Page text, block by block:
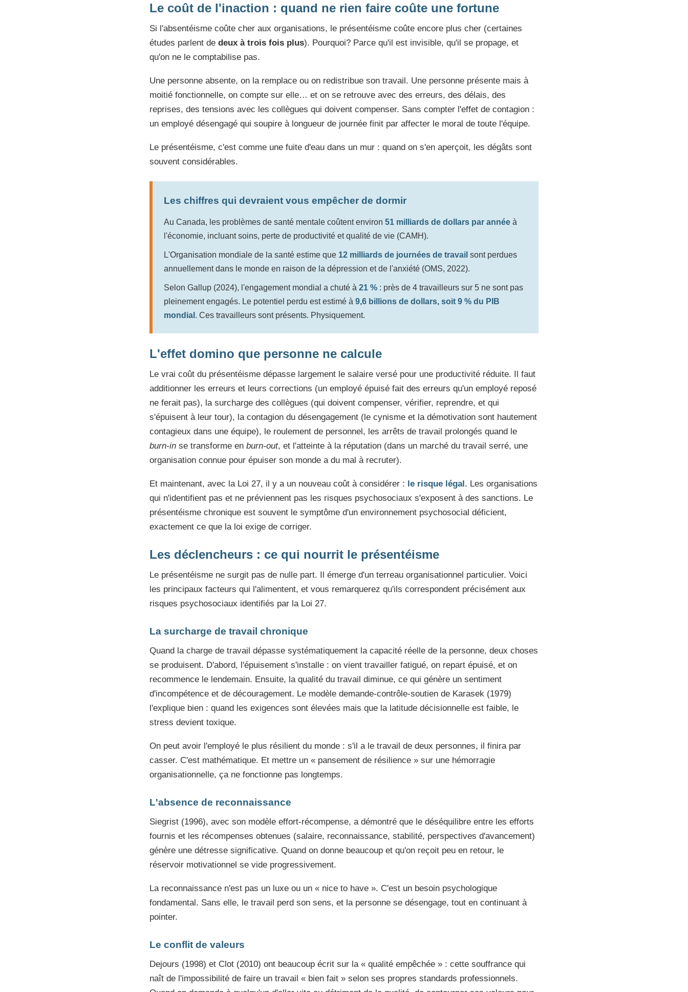
Le coût de l'inaction : quand ne rien faire coûte une fortune
Si l'absentéisme coûte cher aux organisations, le présentéisme coûte encore plus cher (certaines
études parlent de deux à trois fois plus). Pourquoi? Parce qu'il est invisible, qu'il se propage, et
qu'on ne le comptabilise pas.
Une personne absente, on la remplace ou on redistribue son travail. Une personne présente mais à
moitié fonctionnelle, on compte sur elle… et on se retrouve avec des erreurs, des délais, des
reprises, des tensions avec les collègues qui doivent compenser. Sans compter l'effet de contagion :
un employé désengagé qui soupire à longueur de journée finit par affecter le moral de toute l'équipe.
Le présentéisme, c'est comme une fuite d'eau dans un mur : quand on s'en aperçoit, les dégâts sont
souvent considérables.
Les chiffres qui devraient vous empêcher de dormir
Au Canada, les problèmes de santé mentale coûtent environ 51 milliards de dollars par année à
l'économie, incluant soins, perte de productivité et qualité de vie (CAMH).
L'Organisation mondiale de la santé estime que 12 milliards de journées de travail sont perdues
annuellement dans le monde en raison de la dépression et de l'anxiété (OMS, 2022).
Selon Gallup (2024), l'engagement mondial a chuté à 21 % : près de 4 travailleurs sur 5 ne sont pas
pleinement engagés. Le potentiel perdu est estimé à 9,6 billions de dollars, soit 9 % du PIB
mondial . Ces travailleurs sont présents. Physiquement.
L'effet domino que personne ne calcule
Le vrai coût du présentéisme dépasse largement le salaire versé pour une productivité réduite. Il faut
additionner les erreurs et leurs corrections (un employé épuisé fait des erreurs qu'un employé reposé
ne ferait pas), la surcharge des collègues (qui doivent compenser, vérifier, reprendre, et qui
s'épuisent à leur tour), la contagion du désengagement (le cynisme et la démotivation sont hautement
contagieux dans une équipe), le roulement de personnel, les arrêts de travail prolongés quand le
burn-in se transforme en burn-out, et l'atteinte à la réputation (dans un marché du travail serré, une
organisation connue pour épuiser son monde a du mal à recruter).
Et maintenant, avec la Loi 27, il y a un nouveau coût à considérer : le risque légal. Les organisations
qui n'identifient pas et ne préviennent pas les risques psychosociaux s'exposent à des sanctions. Le
présentéisme chronique est souvent le symptôme d'un environnement psychosocial déficient,
exactement ce que la loi exige de corriger.
Les déclencheurs : ce qui nourrit le présentéisme
Le présentéisme ne surgit pas de nulle part. Il émerge d'un terreau organisationnel particulier. Voici
les principaux facteurs qui l'alimentent, et vous remarquerez qu'ils correspondent précisément aux
risques psychosociaux identifiés par la Loi 27.
La surcharge de travail chronique
Quand la charge de travail dépasse systématiquement la capacité réelle de la personne, deux choses
se produisent. D'abord, l'épuisement s'installe : on vient travailler fatigué, on repart épuisé, et on
recommence le lendemain. Ensuite, la qualité du travail diminue, ce qui génère un sentiment
d'incompétence et de découragement. Le modèle demande-contrôle-soutien de Karasek (1979)
l'explique bien : quand les exigences sont élevées mais que la latitude décisionnelle est faible, le
stress devient toxique.
On peut avoir l'employé le plus résilient du monde : s'il a le travail de deux personnes, il finira par
casser. C'est mathématique. Et mettre un « pansement de résilience » sur une hémorragie
organisationnelle, ça ne fonctionne pas longtemps.
L'absence de reconnaissance
Siegrist (1996), avec son modèle effort-récompense, a démontré que le déséquilibre entre les efforts
fournis et les récompenses obtenues (salaire, reconnaissance, stabilité, perspectives d'avancement)
génère une détresse significative. Quand on donne beaucoup et qu'on reçoit peu en retour, le
réservoir motivationnel se vide progressivement.
La reconnaissance n'est pas un luxe ou un « nice to have ». C'est un besoin psychologique
fondamental. Sans elle, le travail perd son sens, et la personne se désengage, tout en continuant à
pointer.
Le conflit de valeurs
Dejours (1998) et Clot (2010) ont beaucoup écrit sur la « qualité empêchée » : cette souffrance qui
naît de l'impossibilité de faire un travail « bien fait » selon ses propres standards professionnels.